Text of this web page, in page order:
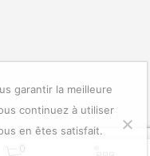
0
garantir la meilleure
continuez à utiliser
en êtes satisfait.